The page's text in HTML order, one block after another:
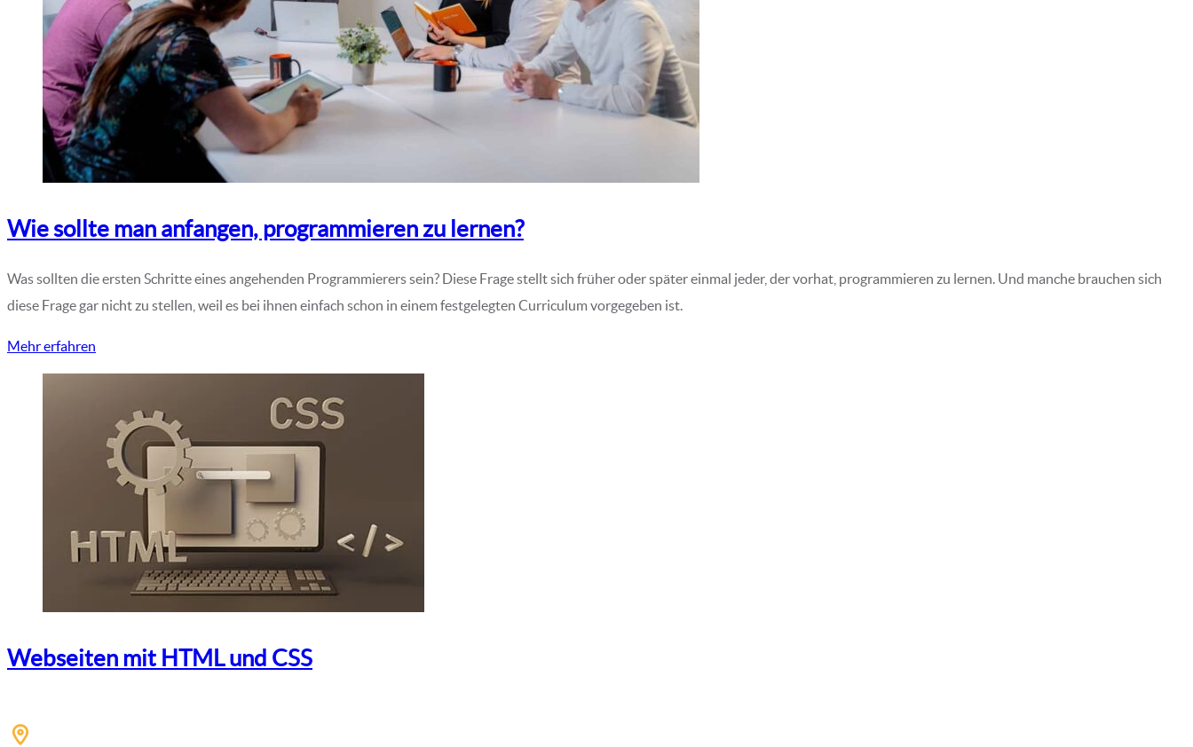
Wie sollte man anfangen, programmieren zu lernen?
Was sollten die ersten Schritte eines angehenden Programmierers sein? Diese Frage stellt sich früher oder später einmal jeder, der vorhat, programmieren zu lernen. Und manche brauchen sich
diese Frage gar nicht zu stellen, weil es bei ihnen einfach schon in einem festgelegten Curriculum vorgegeben ist.
Mehr erfahren
Webseiten mit HTML und CSS